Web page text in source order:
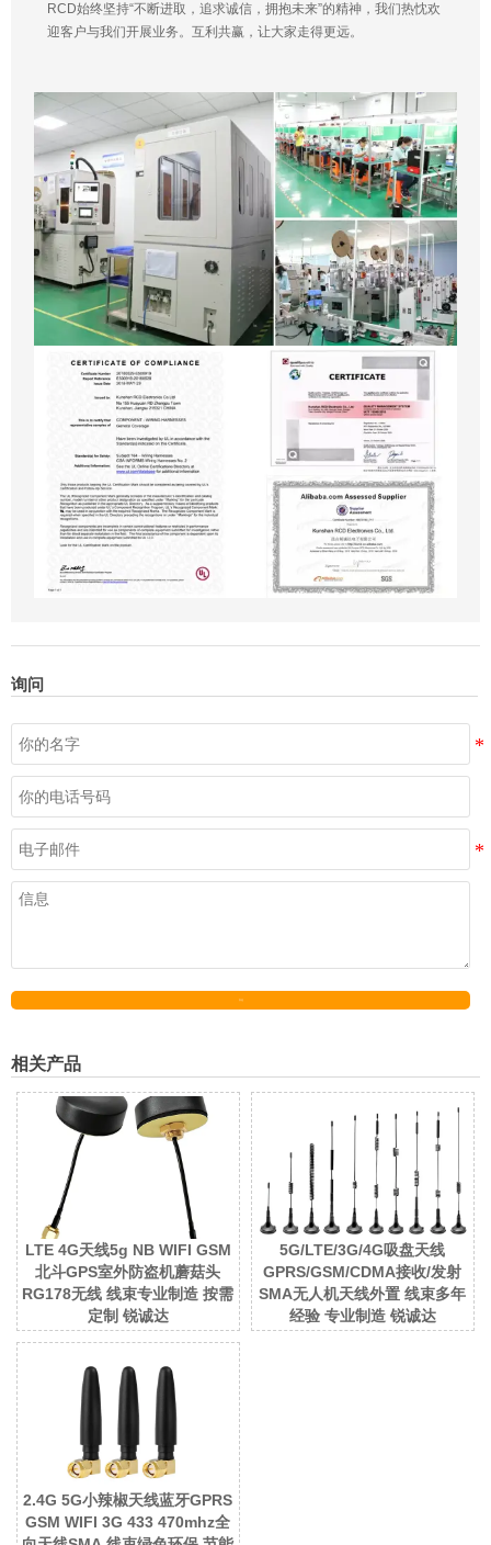
RCD始终坚持“不断进取，追求诚信，拥抱未来”的精神，我们热忱欢
迎客户与我们开展业务。互利共赢，让大家走得更远。
询问
相关产品
LTE 4G天线5g NB WIFI GSM
北斗GPS室外防盗机蘑菇头
RG178无线 线束专业制造 按需
定制 锐诚达
5G/LTE/3G/4G吸盘天线
GPRS/GSM/CDMA接收/发射
SMA无人机天线外置 线束多年
经验 专业制造 锐诚达
2.4G 5G小辣椒天线蓝牙GPRS
GSM WIFI 3G 433 470mhz全